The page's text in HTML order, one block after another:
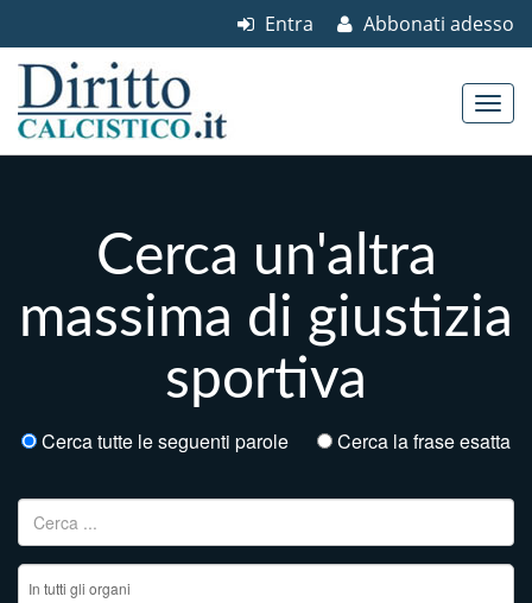
Abbonati adesso
Entra
Cerca un'altra
massima di giustizia
sportiva
Cerca tutte le seguenti parole Cerca la frase esatta
Ricerca per: